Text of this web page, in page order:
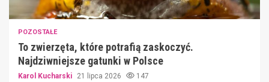
POZOSTAŁE
To zwierzęta, które potrafią zaskoczyć.
Najdziwniejsze gatunki w Polsce
Karol Kucharski 21 lipca 2026 147